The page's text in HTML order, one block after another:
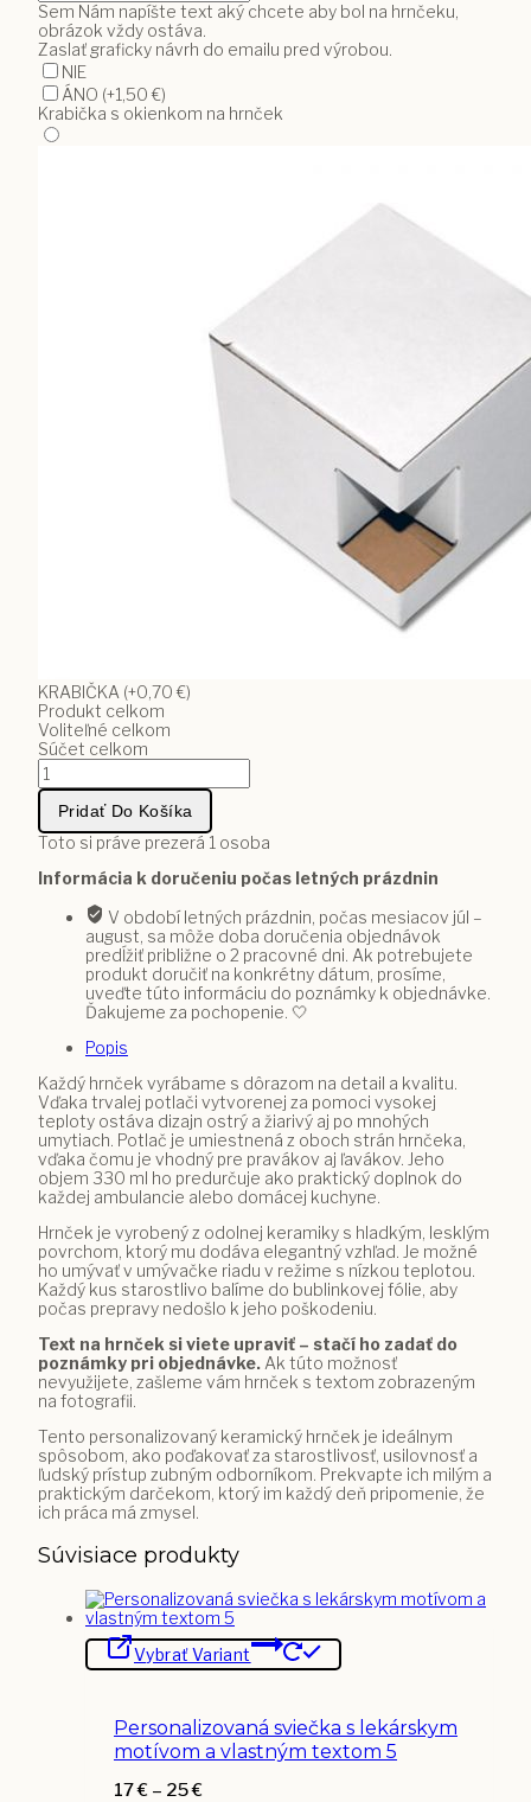
Sem Nám napíšte text aký chcete aby bol na hrnčeku,
obrázok vždy ostáva.
Zaslať graficky návrh do emailu pred výrobou.
NIE
ÁNO (+1,50 €)
Krabička s okienkom na hrnček
KRABIČKA (+0,70 €)
Produkt celkom
Voliteľné celkom
Súčet celkom
množstvo
Personalizovaný
hrnček
lekárskym
a
textom
Pridať Do Košíka
Toto si práve prezerá 1 osoba
Informácia k doručeniu počas letných prázdnin
V období letných prázdnin, počas mesiacov júl –
august, sa môže doba doručenia objednávok
predĺžiť približne o 2 pracovné dni. Ak potrebujete
produkt doručiť na konkrétny dátum, prosíme,
uveďte túto informáciu do poznámky k objednávke.
Ďakujeme za pochopenie. 🤍
Popis
Každý hrnček vyrábame s dôrazom na detail a kvalitu.
Vďaka trvalej potlači vytvorenej za pomoci vysokej
teploty ostáva dizajn ostrý a žiarivý aj po mnohých
umytiach. Potlač je umiestnená z oboch strán hrnčeka,
vďaka čomu je vhodný pre pravákov aj ľavákov. Jeho
objem 330 ml ho predurčuje ako praktický doplnok do
každej ambulancie alebo domácej kuchyne.
Hrnček je vyrobený z odolnej keramiky s hladkým, lesklým
povrchom, ktorý mu dodáva elegantný vzhľad. Je možné
ho umývať v umývačke riadu v režime s nízkou teplotou.
Každý kus starostlivo balíme do bublinkovej fólie, aby
počas prepravy nedošlo k jeho poškodeniu.
Text na hrnček si viete upraviť – stačí ho zadať do
poznámky pri objednávke. Ak túto možnosť
nevyužijete, zašleme vám hrnček s textom zobrazeným
na fotografii.
Tento personalizovaný keramický hrnček je ideálnym
spôsobom, ako poďakovať za starostlivosť, usilovnosť a
ľudský prístup zubným odborníkom. Prekvapte ich milým a
praktickým darčekom, ktorý im každý deň pripomenie, že
ich práca má zmysel.
Súvisiace produkty
Vybrať Variant
Tento
má
Možnosti
si
Personalizovaná sviečka s lekárskym
motívom a vlastným textom 5
17€ – 25€